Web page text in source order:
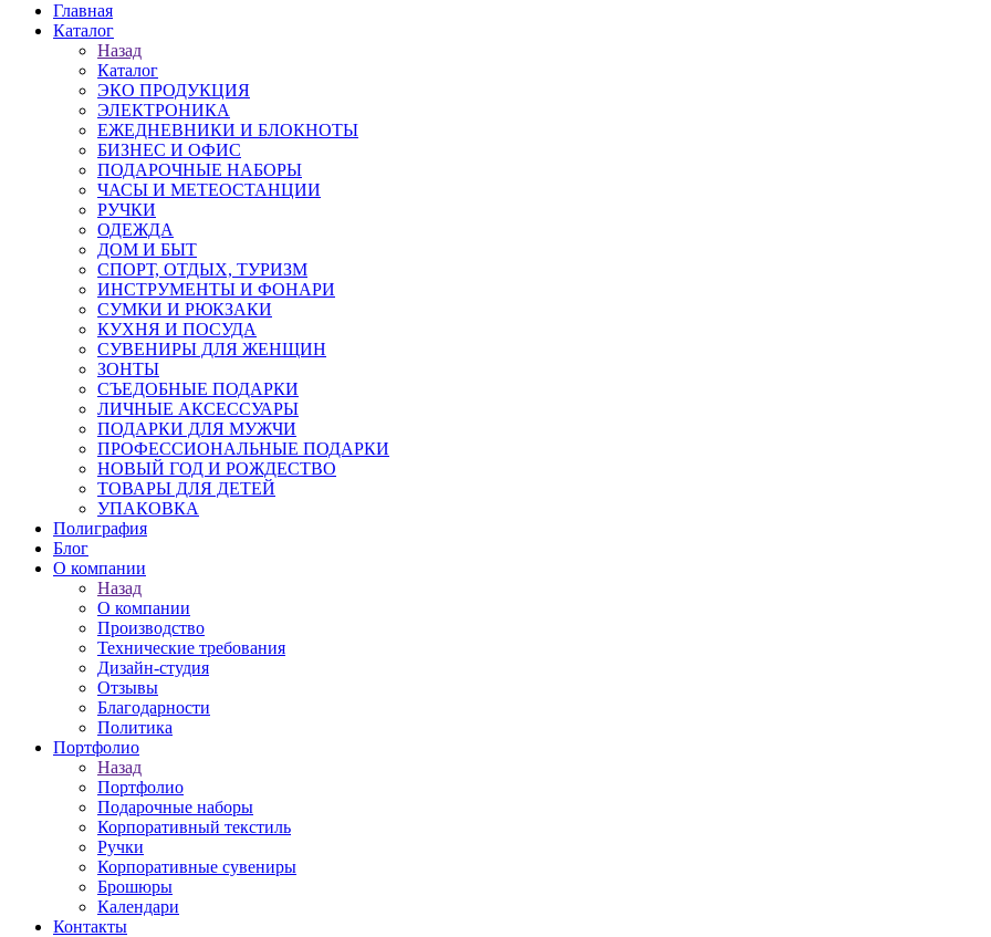
Главная
Каталог
Назад
Каталог
ЭКО ПРОДУКЦИЯ
ЭЛЕКТРОНИКА
ЕЖЕДНЕВНИКИ И БЛОКНОТЫ
БИЗНЕС И ОФИС
ПОДАРОЧНЫЕ НАБОРЫ
ЧАСЫ И МЕТЕОСТАНЦИИ
РУЧКИ
ОДЕЖДА
ДОМ И БЫТ
СПОРТ, ОТДЫХ, ТУРИЗМ
ИНСТРУМЕНТЫ И ФОНАРИ
СУМКИ И РЮКЗАКИ
КУХНЯ И ПОСУДА
СУВЕНИРЫ ДЛЯ ЖЕНЩИН
ЗОНТЫ
СЪЕДОБНЫЕ ПОДАРКИ
ЛИЧНЫЕ АКСЕССУАРЫ
ПОДАРКИ ДЛЯ МУЖЧИ
ПРОФЕССИОНАЛЬНЫЕ ПОДАРКИ
НОВЫЙ ГОД И РОЖДЕСТВО
ТОВАРЫ ДЛЯ ДЕТЕЙ
УПАКОВКА
Полиграфия
Блог
О компании
Назад
О компании
Производство
Технические требования
Дизайн-студия
Отзывы
Благодарности
Политика
Портфолио
Назад
Портфолио
Подарочные наборы
Корпоративный текстиль
Ручки
Корпоративные сувениры
Брошюры
Календари
Контакты